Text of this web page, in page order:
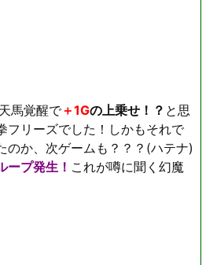
天馬覚醒で＋1Gの上乗せ！？ と思
フリーズでした！しかもそれで
のか、次ゲームも？？？(ハテナ)
ープ発生！ これが噂に聞く幻魔